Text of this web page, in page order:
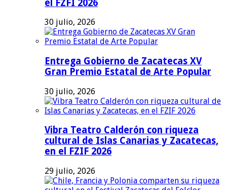
el FZFI 2026
30 julio, 2026
Entrega Gobierno de Zacatecas XV
Gran Premio Estatal de Arte Popular
30 julio, 2026
Vibra Teatro Calderón con riqueza
cultural de Islas Canarias y Zacatecas,
en el FZIF 2026
29 julio, 2026